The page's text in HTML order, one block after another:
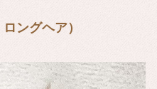
ングヘア）